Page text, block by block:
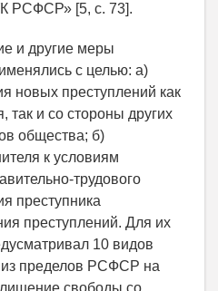
РСФСР» [5, с. 73].
и другие меры
с целью: а)
новых преступлений как
так и со стороны других
общества; б)
к условиям
трудового
преступника
преступлений. Для их
10 видов
из пределов РСФСР на